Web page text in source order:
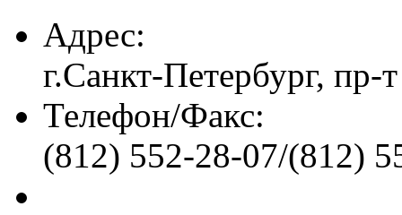
Адрес:
г.Санкт-Петербург, пр-
Телефон/Факс:
(812) 552-28-07/(812)